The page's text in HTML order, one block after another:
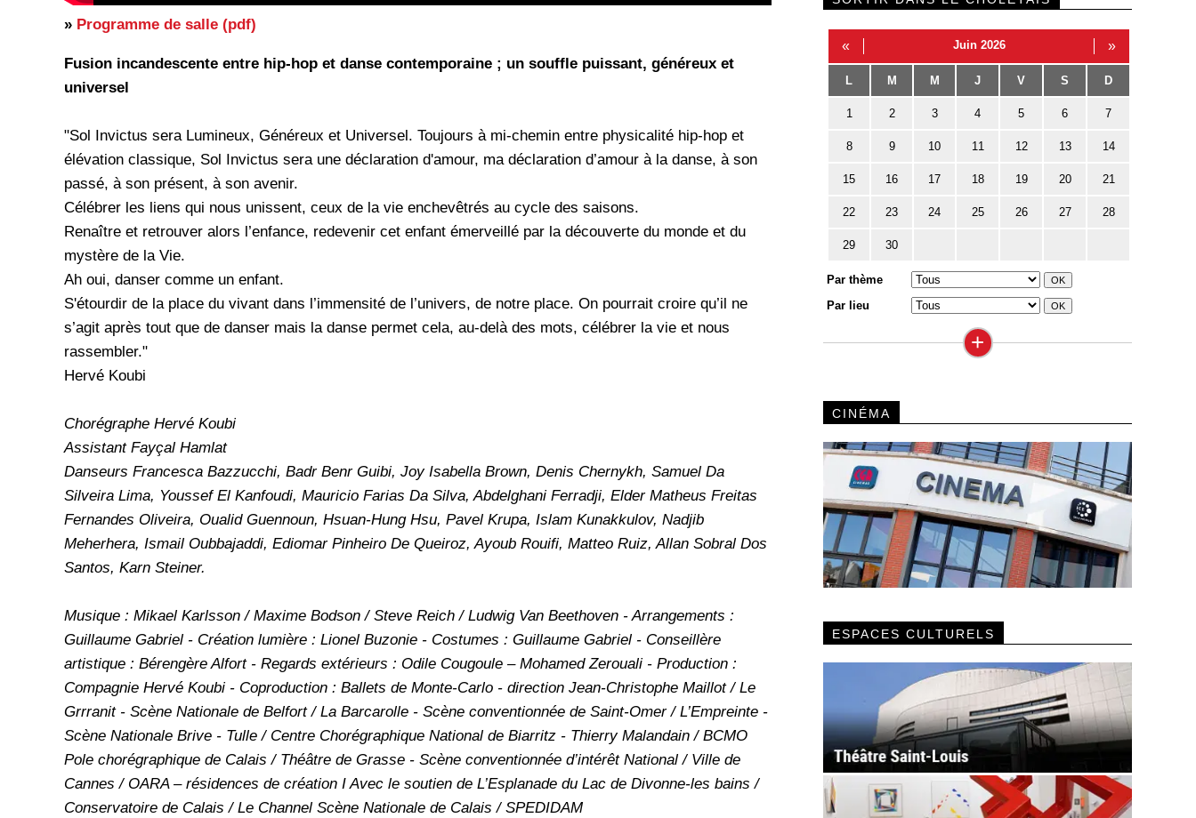
» Programme de salle (pdf)
Fusion incandescente entre hip-hop et danse contemporaine ; un souffle puissant, généreux et
universel
"Sol Invictus sera Lumineux, Généreux et Universel. Toujours à mi-chemin entre physicalité hip-hop et
élévation classique, Sol Invictus sera une déclaration d'amour, ma déclaration d’amour à la danse, à son
passé, à son présent, à son avenir.
Célébrer les liens qui nous unissent, ceux de la vie enchevêtrés au cycle des saisons.
Renaître et retrouver alors l’enfance, redevenir cet enfant émerveillé par la découverte du monde et du
mystère de la Vie.
Ah oui, danser comme un enfant.
S'étourdir de la place du vivant dans l’immensité de l’univers, de notre place. On pourrait croire qu’il ne
s’agit après tout que de danser mais la danse permet cela, au-delà des mots, célébrer la vie et nous
rassembler."
Hervé Koubi
Chorégraphe Hervé Koubi
Assistant Fayçal Hamlat
Danseurs Francesca Bazzucchi, Badr Benr Guibi, Joy Isabella Brown, Denis Chernykh, Samuel Da
Silveira Lima, Youssef El Kanfoudi, Mauricio Farias Da Silva, Abdelghani Ferradji, Elder Matheus Freitas
Fernandes Oliveira, Oualid Guennoun, Hsuan-Hung Hsu, Pavel Krupa, Islam Kunakkulov, Nadjib
Meherhera, Ismail Oubbajaddi, Ediomar Pinheiro De Queiroz, Ayoub Rouifi, Matteo Ruiz, Allan Sobral Dos
Santos, Karn Steiner.
Musique : Mikael Karlsson / Maxime Bodson / Steve Reich / Ludwig Van Beethoven - Arrangements :
Guillaume Gabriel - Création lumière : Lionel Buzonie - Costumes : Guillaume Gabriel - Conseillère
artistique : Bérengère Alfort - Regards extérieurs : Odile Cougoule – Mohamed Zerouali - Production :
Compagnie Hervé Koubi - Coproduction : Ballets de Monte-Carlo - direction Jean-Christophe Maillot / Le
Grrranit - Scène Nationale de Belfort / La Barcarolle - Scène conventionnée de Saint-Omer / L’Empreinte -
Scène Nationale Brive - Tulle / Centre Chorégraphique National de Biarritz - Thierry Malandain / BCMO
Pole chorégraphique de Calais / Théâtre de Grasse - Scène conventionnée d’intérêt National / Ville de
Cannes / OARA – résidences de création I Avec le soutien de L’Esplanade du Lac de Divonne-les bains /
Conservatoire de Calais / Le Channel Scène Nationale de Calais / SPEDIDAM
« Juin 2026 »
L M M J V S D
1 2 3 4 5 6 7
8 9 10 11 12 13 14
15 16 17 18 19 20 21
22 23 24 25 26 27 28
29 30
Par thème
Par lieu
+
CINÉMA
ESPACES CULTURELS